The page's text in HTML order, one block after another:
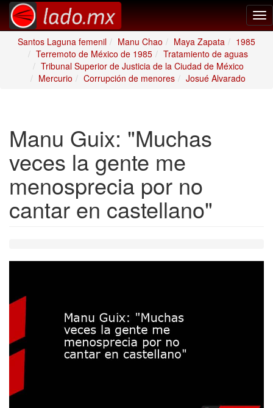
Santos Laguna femenil
Manu Chao Maya Zapata
1985
Terremoto de México de 1985
Tratamiento de aguas
Tribunal Superior de Justicia de la Ciudad de México
Mercurio
Corrupción de menores Josué Alvarado
Manu Guix: "Muchas
veces la gente me
menosprecia por no
cantar en castellano"